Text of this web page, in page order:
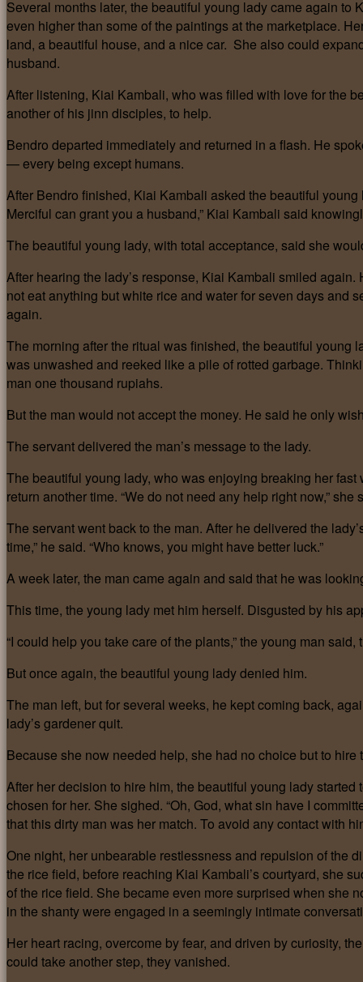
Several months later, the beautiful young lady came again
even higher than some of the paintings at the marketplace.
land, a beautiful house, and a nice car. She also could
husband.
After listening, Kiai Kambali, who was filled with love for the
another of his jinn disciples, to help.
Bendro departed immediately and returned in a flash. He
— every being except humans.
After Bendro finished, Kiai Kambali asked the beautiful
Merciful can grant you a husband,” Kiai Kambali said
The beautiful young lady, with total acceptance, said she
After hearing the lady’s response, Kiai Kambali smiled
not eat anything but white rice and water for seven days and
again.
The morning after the ritual was finished, the beautiful young
was unwashed and reeked like a pile of rotted garbage.
man one thousand rupiahs.
But the man would not accept the money. He said he only
The servant delivered the man’s message to the lady.
The beautiful young lady, who was enjoying breaking her
return another time. “We do not need any help right now,” she
The servant went back to the man. After he delivered the
time,” he said. “Who knows, you might have better luck.”
A week later, the man came again and said that he was
This time, the young lady met him herself. Disgusted by his
“I could help you take care of the plants,” the young man
But once again, the beautiful young lady denied him.
The man left, but for several weeks, he kept coming back,
lady’s gardener quit.
Because she now needed help, she had no choice but to
After her decision to hire him, the beautiful young lady
chosen for her. She sighed. “Oh, God, what sin have I
that this dirty man was her match. To avoid any contact with
One night, her unbearable restlessness and repulsion of the
the rice field, before reaching Kiai Kambali’s courtyard, she
of the rice field. She became even more surprised when she
in the shanty were engaged in a seemingly intimate
Her heart racing, overcome by fear, and driven by curiosity,
could take another step, they vanished.